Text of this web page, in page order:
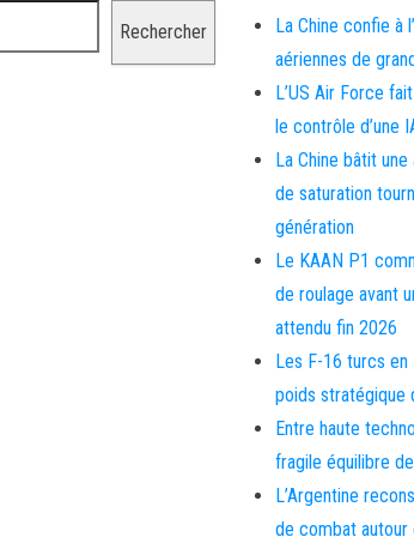
Rechercher
La Chine confie à
aériennes de
L’US Air Force
le contrôle d’une
La Chine bâtit
de saturation
génération
Le KAAN P1
de roulage avant
attendu fin 2026
Les F-16 turcs en
poids stratégique
Entre haute
fragile équilibre
L’Argentine
de combat autour